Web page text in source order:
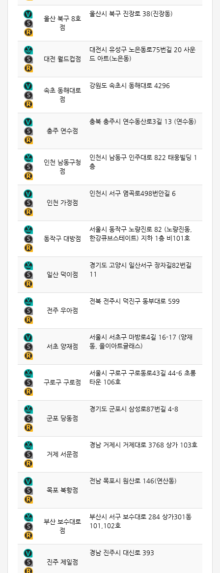
울산 북구 8호
점
울산시 북구 진장로 38(진장동)
대전 월드컵점
대전시 유성구 노은동로75번길 20 사운
드 아트(노은동)
속초 동해대로
점
강원도 속초시 동해대로 4296
충주 연수점
충북 충주시 연수동산로3길 13 (연수동)
인천 남동구청
점
인천시 남동구 인주대로 822 태웅빌딩 1
층
인천 가정점
인천시 서구 염곡로498번안길 6
동작구 대방점
서울시 동작구 노량진로 82 (노량진동,
한강큐브스테이트) 지하 1층 비101호
일산 덕이점
경기도 고양시 일산서구 장자길82번길
11
전주 우아점
전북 전주시 덕진구 동부대로 599
서초 양재점
서울시 서초구 마방로4길 16-17 (양재
동, 을이아트글래스)
구로구 구로점
서울시 구로구 구로동로43길 44-6 초롱
타운 106호
군포 당동점
경기도 군포시 삼성로87번길 4-8
거제 서문점
경남 거제시 거제대로 3768 상가 103호
목포 북항점
전남 목포시 원산로 146(연산동)
부산 보수대로
점
부산시 서구 보수대로 284 상가301동
101,102호
진주 제일점
경남 진주시 대신로 393